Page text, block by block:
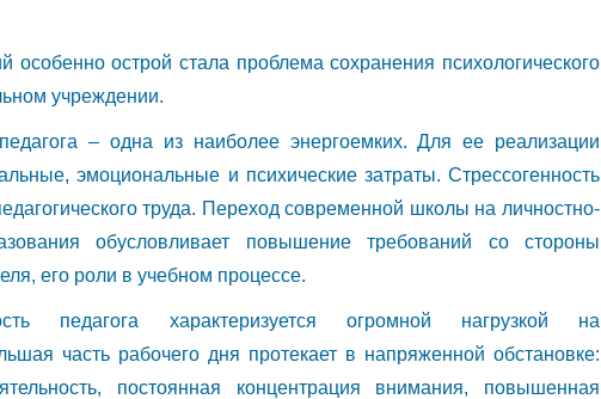
особенно острой стала проблема сохранения психологического
учреждении.
– одна из наиболее энергоемких. Для ее реализации
эмоциональные и психические затраты. Стрессогенность
труда. Переход современной школы на личностно-
обусловливает повышение требований со стороны
его роли в учебном процессе.
педагога характеризуется огромной нагрузкой на
часть рабочего дня протекает в напряженной обстановке:
постоянная концентрация внимания, повышенная